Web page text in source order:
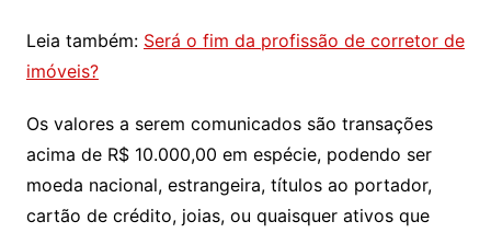
Leia também: Será o fim da profissão de corretor de
imóveis?
Os valores a serem comunicados são transações
acima de R$ 10.000,00 em espécie, podendo ser
moeda nacional, estrangeira, títulos ao portador,
cartão de crédito, joias, ou quaisquer ativos que